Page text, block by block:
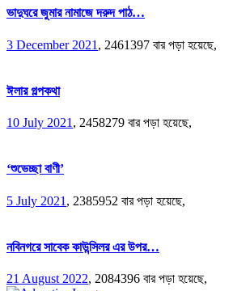
ভাদুঘরে জুমার নামাজে দরুদ পাঠ…
3 December 2021 , 2461397 বার পড়া হয়েছে,
ঈলার গল্পকথা
10 July 2021 , 2458279 বার পড়া হয়েছে,
‘শুভেচ্ছা বাণী’
5 July 2021 , 2385952 বার পড়া হয়েছে,
নবিনগরে সাবেক কাউন্সিলর এর উপর…
21 August 2022, 2084396 বার পড়া হয়েছে,